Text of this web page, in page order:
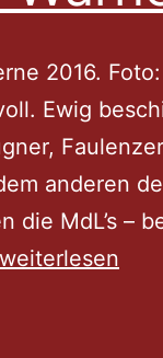
2016. Foto:
Ewig
anderen
die MdL’s –
Im
weiterlesen